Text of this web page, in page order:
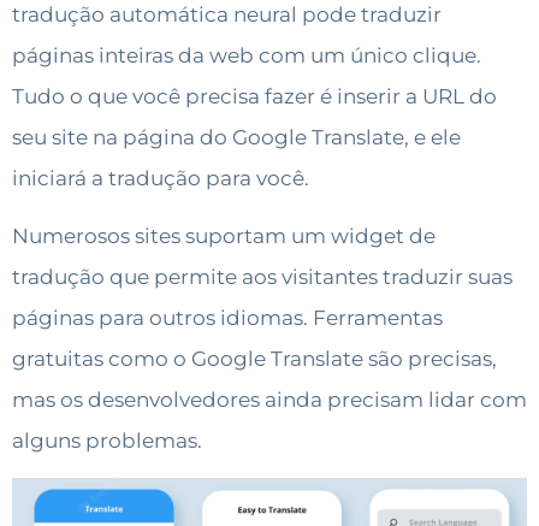
tradução automática neural pode traduzir
páginas inteiras da web com um único clique.
Tudo o que você precisa fazer é inserir a URL do
seu site na página do Google Translate, e ele
iniciará a tradução para você.
Numerosos sites suportam um widget de
tradução que permite aos visitantes traduzir suas
páginas para outros idiomas. Ferramentas
gratuitas como o Google Translate são precisas,
mas os desenvolvedores ainda precisam lidar com
alguns problemas.